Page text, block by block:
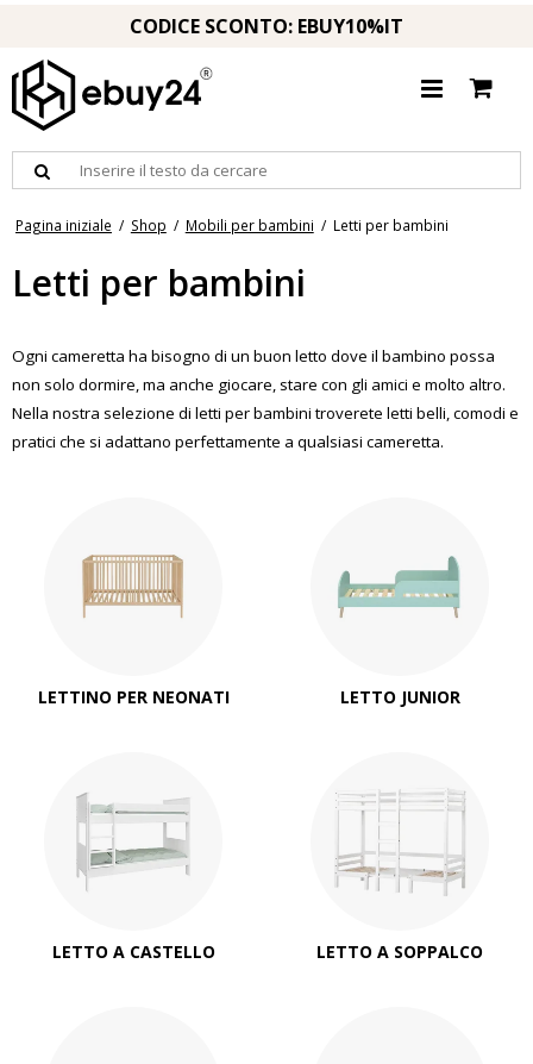
CODICE SCONTO: EBUY10%IT
Pagina iniziale / Shop / Mobili per bambini / Letti per bambini
Letti per bambini
Ogni cameretta ha bisogno di un buon letto dove il bambino possa
non solo dormire, ma anche giocare, stare con gli amici e molto altro.
Nella nostra selezione di letti per bambini troverete letti belli, comodi e
pratici che si adattano perfettamente a qualsiasi cameretta.
LETTINO PER NEONATI LETTO JUNIOR
LETTO A CASTELLO LETTO A SOPPALCO